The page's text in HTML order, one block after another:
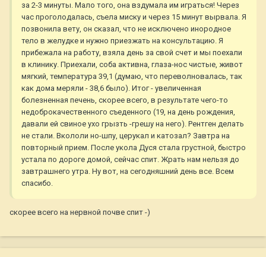
за 2-3 минуты. Мало того, она вздумала им играться! Через
час проголодалась, съела миску и через 15 минут вырвала. Я
позвонила вету, он сказал, что не исключено инородное
тело в желудке и нужно приезжать на консультацию. Я
прибежала на работу, взяла день за свой счет и мы поехали
в клинику. Приехали, соба активна, глаза-нос чистые, живот
мягкий, температура 39,1 (думаю, что переволновалась, так
как дома меряли - 38,6 было). Итог - увеличенная
болезненная печень, скорее всего, в результате чего-то
недоброкачественного съеденного (19, на день рождения,
давали ей свиное ухо грызть -грешу на него). Рентген делать
не стали. Вкололи но-шпу, церукал и катозал? Завтра на
повторный прием. После укола Дуся стала грустной, быстро
устала по дороге домой, сейчас спит. Жрать нам нельзя до
завтрашнего утра. Ну вот, на сегодняшний день все. Всем
спасибо.
cкорее всего на нервной почве спит -)